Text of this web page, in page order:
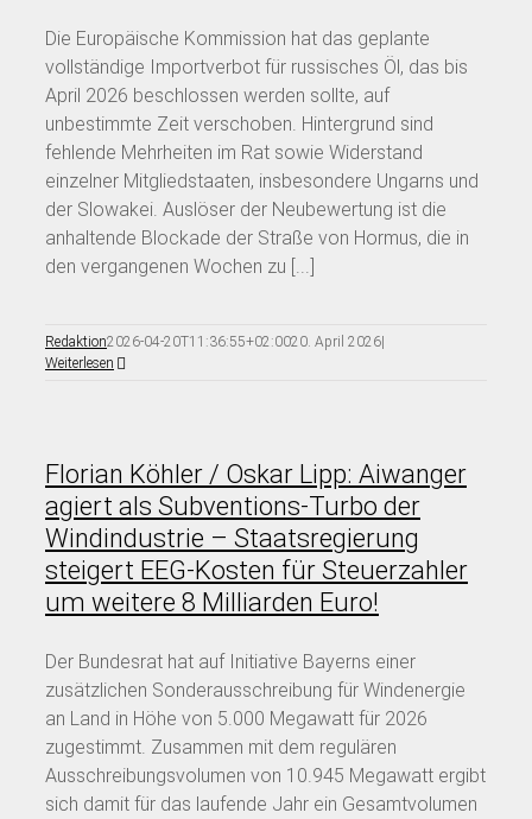
Die Europäische Kommission hat das geplante
vollständige Importverbot für russisches Öl, das bis
April 2026 beschlossen werden sollte, auf
unbestimmte Zeit verschoben. Hintergrund sind
fehlende Mehrheiten im Rat sowie Widerstand
einzelner Mitgliedstaaten, insbesondere Ungarns und
der Slowakei. Auslöser der Neubewertung ist die
anhaltende Blockade der Straße von Hormus, die in
den vergangenen Wochen zu [...]
Redaktion2026-04-20T11:36:55+02:0020. April 2026|
Weiterlesen
Florian Köhler / Oskar Lipp: Aiwanger
agiert als Subventions-Turbo der
Windindustrie – Staatsregierung
steigert EEG-Kosten für Steuerzahler
um weitere 8 Milliarden Euro!
Der Bundesrat hat auf Initiative Bayerns einer
zusätzlichen Sonderausschreibung für Windenergie
an Land in Höhe von 5.000 Megawatt für 2026
zugestimmt. Zusammen mit dem regulären
Ausschreibungsvolumen von 10.945 Megawatt ergibt
sich damit für das laufende Jahr ein Gesamtvolumen